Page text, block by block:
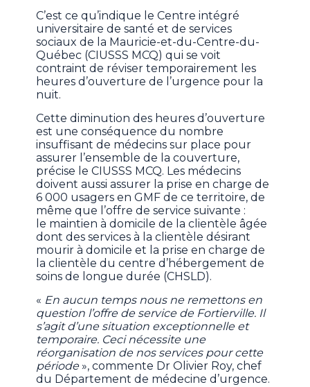
C’est ce qu’indique le Centre intégré
universitaire de santé et de services
sociaux de la Mauricie-et-du-Centre-du-
Québec (CIUSSS MCQ) qui se voit
contraint de réviser temporairement les
heures d’ouverture de l’urgence pour la
nuit.
Cette diminution des heures d’ouverture
est une conséquence du nombre
insuffisant de médecins sur place pour
assurer l’ensemble de la couverture,
précise le CIUSSS MCQ. Les médecins
doivent aussi assurer la prise en charge de
6 000 usagers en GMF de ce territoire, de
même que l’offre de service suivante :
le maintien à domicile de la clientèle âgée
dont des services à la clientèle désirant
mourir à domicile et la prise en charge de
la clientèle du centre d’hébergement de
soins de longue durée (CHSLD).
« En aucun temps nous ne remettons en
question l’offre de service de Fortierville. Il
s’agit d’une situation exceptionnelle et
temporaire. Ceci nécessite une
réorganisation de nos services pour cette
période», commente Dr Olivier Roy, chef
du Département de médecine d’urgence.